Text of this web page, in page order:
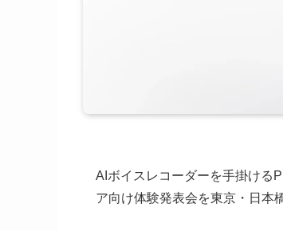
AIボイスレコーダーを手掛ける
ア向け体験発表会を東京・日本